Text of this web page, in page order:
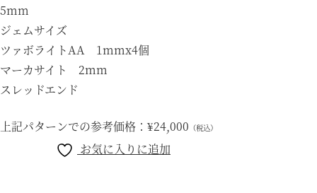
5mm
ジェムサイズ
ツァボライトAA 1mmx4個
マーカサイト 2mm
スレッドエンド
上記パターンでの参考価格： ¥24,000 （税込）
お気に入りに追加